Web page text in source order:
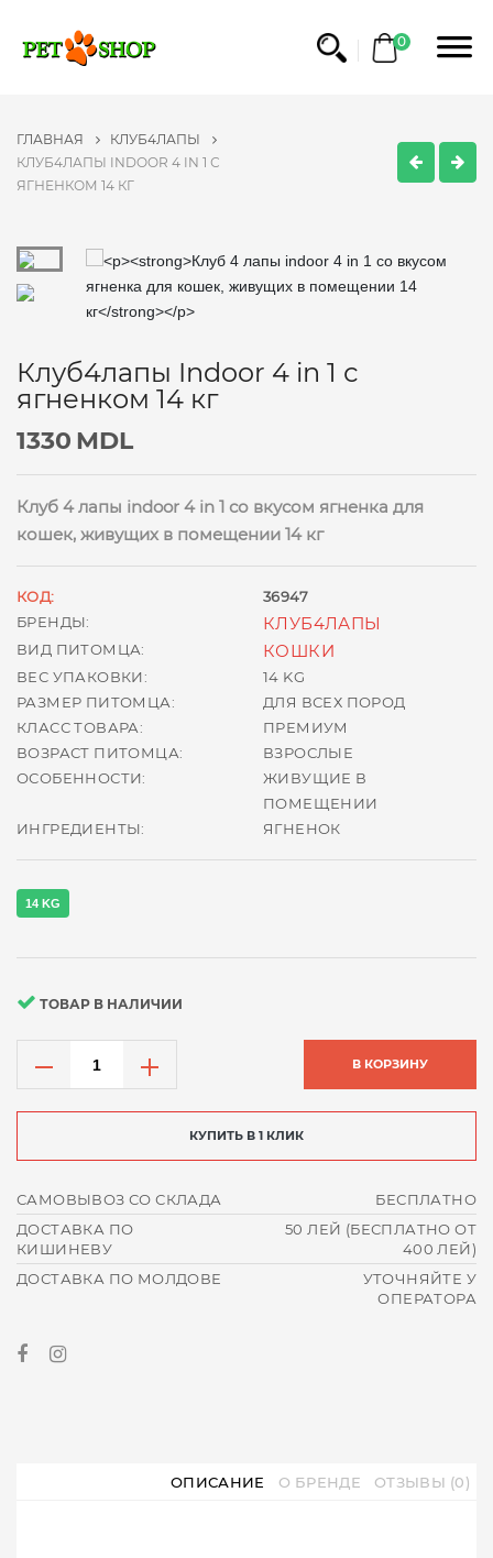
0
ГЛАВНАЯ
КЛУБ4ЛАПЫ
КЛУБ4ЛАПЫ INDOOR 4 IN 1 С
ЯГНЕНКОМ 14 КГ
Клуб4лапы Indoor 4 in 1 с
ягненком 14 кг
1330 MDL
Клуб 4 лапы indoor 4 in 1 со вкусом ягненка для
кошек, живущих в помещении 14 кг
КОД:
36947
БРЕНДЫ:
КЛУБ4ЛАПЫ
ВИД ПИТОМЦА: КОШКИ
ВЕС УПАКОВКИ:
14 KG
РАЗМЕР ПИТОМЦА:
ДЛЯ ВСЕХ ПОРОД
КЛАСС ТОВАРА:
ПРЕМИУМ
ВОЗРАСТ ПИТОМЦА:
ВЗРОСЛЫЕ
ОСОБЕННОСТИ:
ЖИВУЩИЕ В
ПОМЕЩЕНИИ
ИНГРЕДИЕНТЫ:
ЯГНЕНОК
14 KG
ТОВАР В НАЛИЧИИ
В КОРЗИНУ
КУПИТЬ В 1 КЛИК
САМОВЫВОЗ СО СКЛАДА
БЕСПЛАТНО
ДОСТАВКА ПО
КИШИНЕВУ
50 ЛЕЙ (БЕСПЛАТНО ОТ
400 ЛЕЙ)
ДОСТАВКА ПО МОЛДОВЕ
УТОЧНЯЙТЕ У
ОПЕРАТОРА
ОПИСАНИЕ О БРЕНДЕ ОТЗЫВЫ (0)